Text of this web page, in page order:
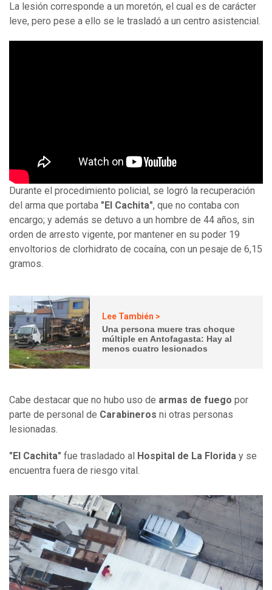
La lesión corresponde a un moretón, el cual es de carácter
leve, pero pese a ello se le trasladó a un centro asistencial.
Durante el procedimiento policial, se logró la recuperación
del arma que portaba "El Cachita", que no contaba con
encargo; y además se detuvo a un hombre de 44 años, sin
orden de arresto vigente, por mantener en su poder 19
envoltorios de clorhidrato de cocaína, con un pesaje de 6,15
gramos.
Lee También >
Una persona muere tras choque
múltiple en Antofagasta: Hay al
menos cuatro lesionados
Cabe destacar que no hubo uso de armas de fuego por
parte de personal de Carabineros ni otras personas
lesionadas.
"El Cachita" fue trasladado al Hospital de La Florida y se
encuentra fuera de riesgo vital.